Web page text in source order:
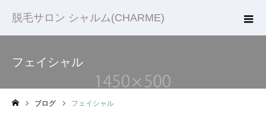
脱毛サロン シャルム(CHARME)
フェイシャル
ブログ フェイシャル